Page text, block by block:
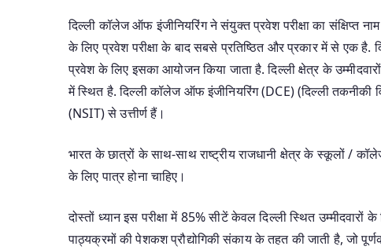
दिल्ली कॉलेज ऑफ इंजीनियरिंग ने संयुक्त प्रवेश परीक्षा का संक्षिप्त
के लिए प्रवेश परीक्षा के बाद सबसे प्रतिष्ठित और प्रकार में से एक है.
प्रवेश के लिए इसका आयोजन किया जाता है. दिल्ली क्षेत्र के
में स्थित है. दिल्ली कॉलेज ऑफ इंजीनियरिंग (DCE) (दिल्ली तकनीकी
(NSIT) से उत्तीर्ण हैं।
भारत के छात्रों के साथ-साथ राष्ट्रीय राजधानी क्षेत्र के स्कूलों /
के लिए पात्र होना चाहिए।
दोस्तों ध्यान इस परीक्षा में 85% सीटें केवल दिल्ली स्थित
पाठ्यक्रमों की पेशकश प्रौद्योगिकी संकाय के तहत की जाती है, जो